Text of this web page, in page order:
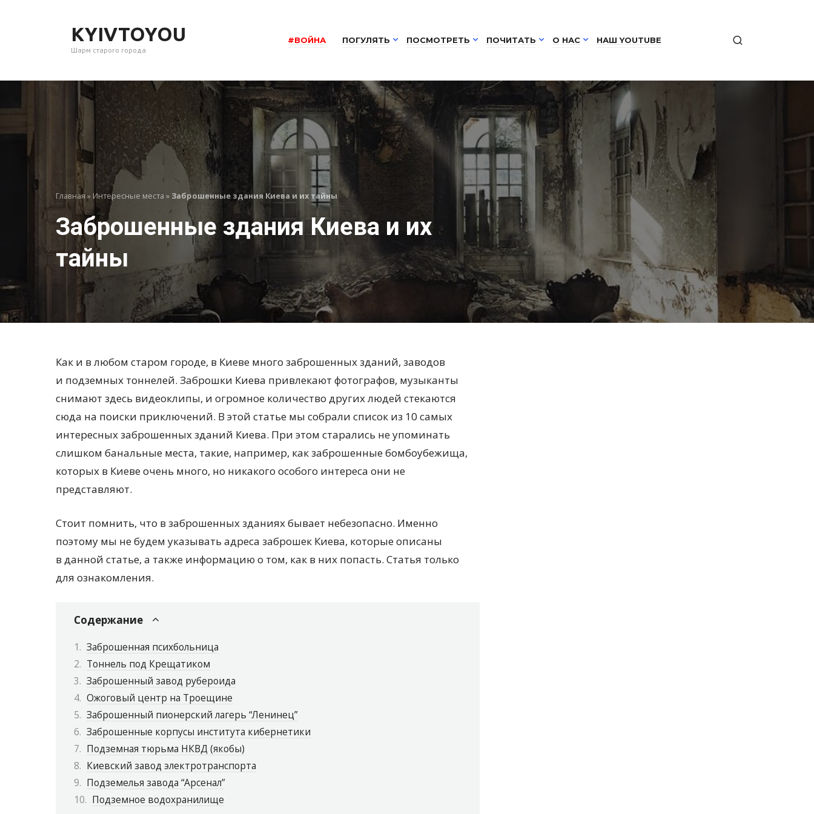
KYIVTOYOU
Шарм старого города
#ВОЙНА ПОГУЛЯТЬ ПОСМОТРЕТЬ ПОЧИТАТЬ О НАС НАШ YOUTUBE
Главная » Интересные места » Заброшенные здания Киева и их тайны
Заброшенные здания Киева и их
тайны
Как и в любом старом городе, в Киеве много заброшенных зданий, заводов
и подземных тоннелей. Заброшки Киева привлекают фотографов, музыканты
снимают здесь видеоклипы, и огромное количество других людей стекаются
сюда на поиски приключений. В этой статье мы собрали список из 10 самых
интересных заброшенных зданий Киева. При этом старались не упоминать
слишком банальные места, такие, например, как заброшенные бомбоубежища,
которых в Киеве очень много, но никакого особого интереса они не
представляют.
Стоит помнить, что в заброшенных зданиях бывает небезопасно. Именно
поэтому мы не будем указывать адреса заброшек Киева, которые описаны
в данной статье, а также информацию о том, как в них попасть. Статья только
для ознакомления.
Содержание
Заброшенная психбольница
Тоннель под Крещатиком
Заброшенный завод рубероида
Ожоговый центр на Троещине
Заброшенный пионерский лагерь “Ленинец”
Заброшенные корпусы института кибернетики
Подземная тюрьма НКВД (якобы)
Киевский завод электротранспорта
Подземелья завода “Арсенал”
Подземное водохранилище